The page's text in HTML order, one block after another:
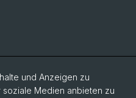
und Anzeigen zu
Medien anbieten zu